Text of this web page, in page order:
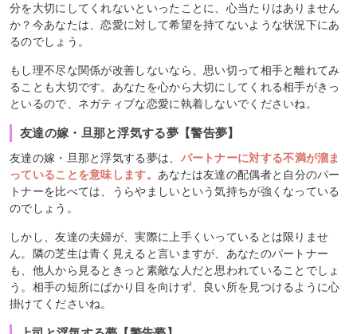
分を大切にしてくれないといったことに、心当たりはありません
か？今あなたは、恋愛に対して希望を持てないような状況下にあ
るのでしょう。
もし理不尽な関係が改善しないなら、思い切って相手と離れてみ
ることも大切です。あなたを心から大切にしてくれる相手がきっ
といるので、ネガティブな恋愛に執着しないでくださいね。
友達の嫁・旦那と浮気する夢【警告夢】
友達の嫁・旦那と浮気する夢は、 パートナーに対する不満が溜ま
っていることを意味します。 あなたは友達の配偶者と自分のパー
トナーを比べては、うらやましいという気持ちが強くなっている
のでしょう。
しかし、友達の夫婦が、実際に上手くいっているとは限りませ
ん。隣の芝生は青く見えると言いますが、あなたのパートナー
も、他人から見るときっと素敵な人だと思われていることでしょ
う。相手の短所にばかり目を向けず、良い所を見つけるように心
掛けてくださいね。